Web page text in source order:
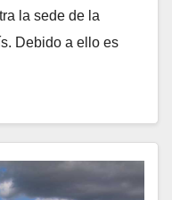
la sede de la
Debido a ello es